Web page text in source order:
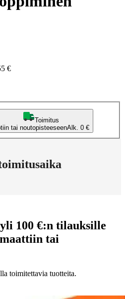
€
Toimitus
tai noutopisteeseenAlk. 0 €
100 €:n tilauksille
tai
toimitettavia tuotteita.